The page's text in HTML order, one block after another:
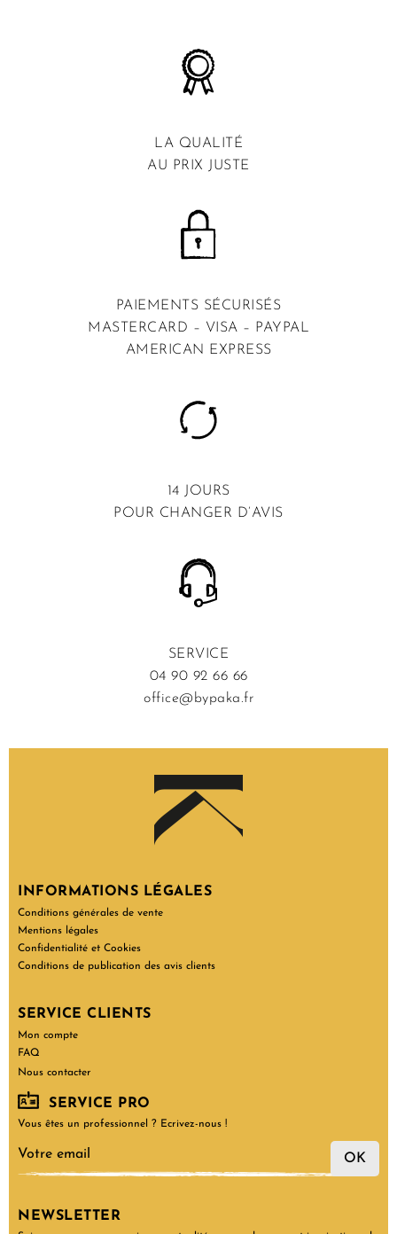
LA QUALITÉ
AU PRIX JUSTE
PAIEMENTS SÉCURISÉS
MASTERCARD – VISA – PAYPAL
AMERICAN EXPRESS
14 JOURS
POUR CHANGER D’AVIS
SERVICE
04 90 92 66 66
office@bypaka.fr
INFORMATIONS LÉGALES
Conditions générales de vente
Mentions légales
Confidentialité et Cookies
Conditions de publication des avis clients
SERVICE CLIENTS
Mon compte
FAQ
Nous contacter
SERVICE PRO
Vous êtes un professionnel ? Ecrivez-nous !
OK
NEWSLETTER